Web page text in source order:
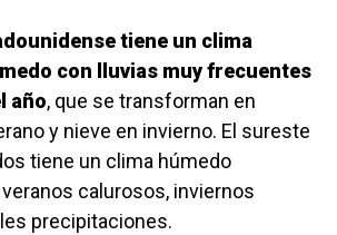
tiene un clima
con lluvias muy frecuentes
año, que se transforman en
y nieve en invierno. El sureste
tiene un clima húmedo
calurosos, inviernos
precipitaciones.